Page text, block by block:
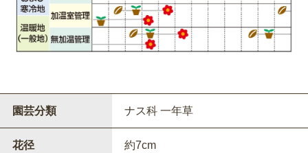
園芸分類 ナス科 一年草
花径 約7cm